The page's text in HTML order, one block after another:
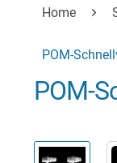
Home
POM-
POM-